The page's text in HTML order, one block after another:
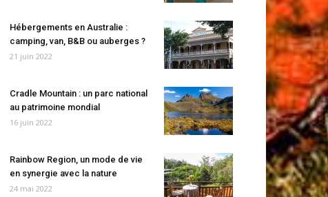
Hébergements en Australie :
camping, van, B&B ou auberges ?
21 juin 2022
Cradle Mountain : un parc national
au patrimoine mondial
16 juin 2022
Rainbow Region, un mode de vie
en synergie avec la nature
24 mai 2022